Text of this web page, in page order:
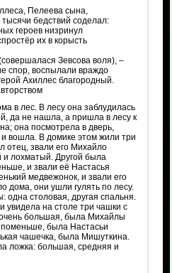
Пелеева сына,
бедствий соделал:
героев низринул
их в корысть
Зевсова воля), –
спор, воспылали враждо
Ахиллес благородный.
в лес. В лесу она заблудилась
да не нашла, а пришла в лесу к
она посмотрела в дверь,
и вошла. В домике этом жили три
отец, звали его Михайло
лохматый. Другой была
и звали её Настасья
медвежонок, и звали его
дома, они ушли гулять по лесу.
одна столовая, другая спальня.
увидела на столе три чашки с
большая, была Михайлы
была Настасьи
чашечка, была Мишуткина.
ложка: большая, средняя и